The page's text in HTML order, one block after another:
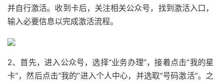
并自行激活。收到卡后，关注相关公众号，找到激活入口，
输入必要信息以完成激活流程。
2、首先，进入公众号，选择“业务办理”，接着点击“我的星
卡”，然后点击“我的”进入个人中心，并选取“号码激活”。之